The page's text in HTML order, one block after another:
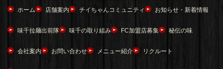
ホーム 店舗案内 チイちゃんコミュニティ お知らせ・新着情報
味千拉麺出前隊 味千の取り組み FC加盟店募集 秘伝の味
会社案内 お問い合わせ メニュー紹介 リクルート